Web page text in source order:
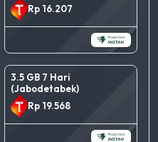
Rp 16.207
3.5 GB 7 Hari
(Jabodetabek)
Rp 19.568